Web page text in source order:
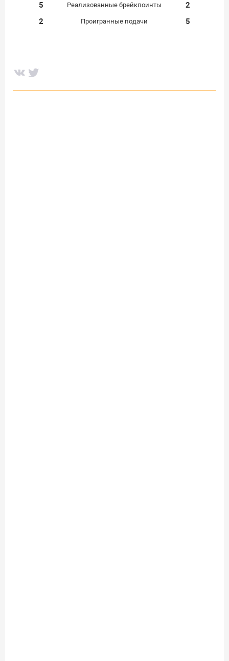
5
Реализованные брейкпоинты
2
2
Проигранные подачи 5